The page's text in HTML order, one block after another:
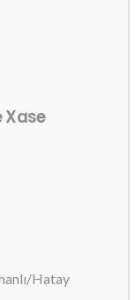
Xase
Hatay